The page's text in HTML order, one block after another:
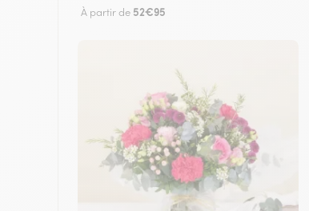
À partir de 52€95